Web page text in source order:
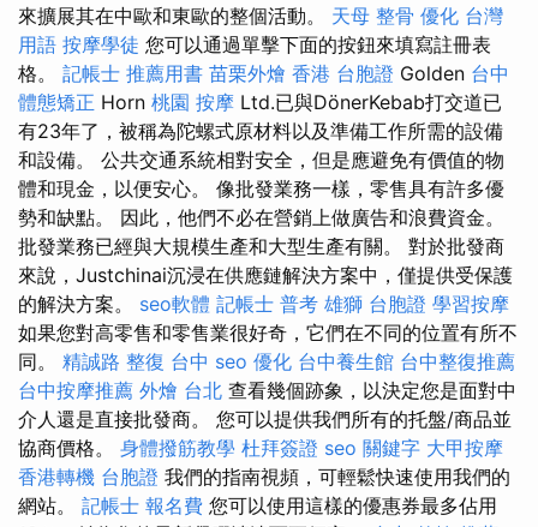
來擴展其在中歐和東歐的整個活動。 天母 整骨 優化 台灣
用語 按摩學徒 您可以通過單擊下面的按鈕來填寫註冊表
格。 記帳士 推薦用書 苗栗外燴 香港 台胞證 Golden 台中
體態矯正 Horn 桃園 按摩 Ltd.已與DönerKebab打交道已
有23年了，被稱為陀螺式原材料以及準備工作所需的設備
和設備。 公共交通系統相對安全，但是應避免有價值的物
體和現金，以便安心。 像批發業務一樣，零售具有許多優
勢和缺點。 因此，他們不必在營銷上做廣告和浪費資金。
批發業務已經與大規模生產和大型生產有關。 對於批發商
來說，Justchinai沉浸在供應鏈解決方案中，僅提供受保護
的解決方案。 seo軟體 記帳士 普考 雄獅 台胞證 學習按摩
如果您對高零售和零售業很好奇，它們在不同的位置有所不
同。 精誠路 整復 台中 seo 優化 台中養生館 台中整復推薦
台中按摩推薦 外燴 台北 查看幾個跡象，以決定您是面對中
介人還是直接批發商。 您可以提供我們所有的托盤/商品並
協商價格。 身體撥筋教學 杜拜簽證 seo 關鍵字 大甲按摩
香港轉機 台胞證 我們的指南視頻，可輕鬆快速使用我們的
網站。 記帳士 報名費 您可以使用這樣的優惠券最多佔用